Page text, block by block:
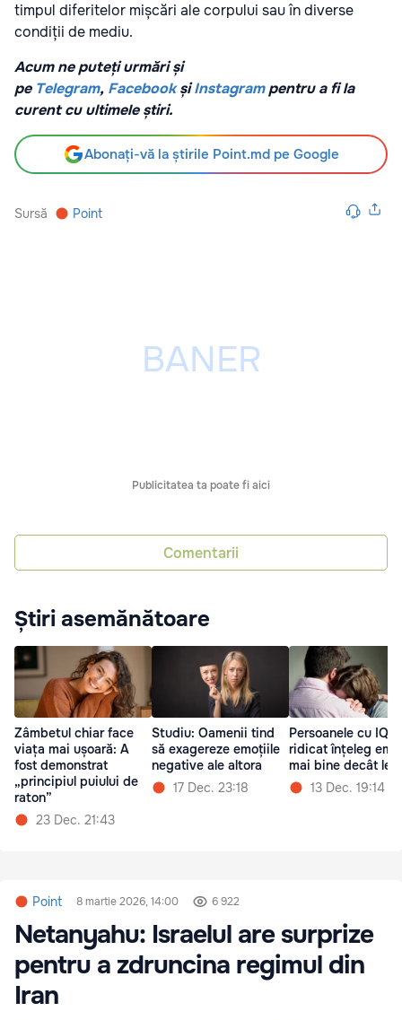
timpul diferitelor mișcări ale corpului sau în diverse
condiții de mediu.
Acum ne puteți urmări și
pe Telegram, Facebook șiInstagrampentru a fi la
curent cu ultimele știri.
Abonați-vă la știrile Point.md pe Google
Sursă Point
Publicitatea ta poate fi aici
Comentarii
Știri asemănătoare
Zâmbetul chiar face
viața mai ușoară: A
fost demonstrat
„principiul puiului de
raton”
23 Dec. 21:43
Studiu: Oamenii tind
să exagereze emoțiile
negative ale altora
17 Dec. 23:18
Persoanele cu IQ
ridicat înțeleg
mai bine decât le
13 Dec. 19:14
Point 8 martie 2026, 14:00 6 922
Netanyahu: Israelul are surprize
pentru a zdruncina regimul din
Iran